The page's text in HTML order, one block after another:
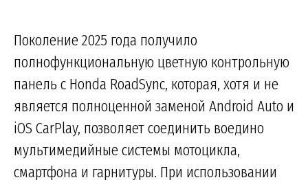
Поколение 2025 года получило
полнофункциональную цветную контрольную
панель с Honda RoadSync, которая, хотя и не
является полноценной заменой Android Auto и
iOS CarPlay, позволяет соединить воедино
мультимедийные системы мотоцикла,
смартфона и гарнитуры. При использовании